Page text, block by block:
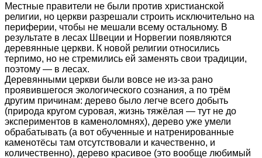
Местные правители не были против христианской
религии, но церкви разрешали строить исключительно на
периферии, чтобы не мешали всему остальному. В
результате в лесах Швеции и Норвегии появляются
деревянные церкви. К новой религии относились
терпимо, но не стремились ей заменять свои традиции,
поэтому — в лесах.
Деревянными церкви были вовсе не из-за рано
проявившегося экологического сознания, а по трём
другим причинам: дерево было легче всего добыть
(природа кругом суровая, жизнь тяжёлая — тут не до
экспериментов в каменоломнях), дерево уже умели
обрабатывать (а вот обученные и натренированные
каменотёсы там отсутствовали и качественно, и
количественно), дерево красивое (это вообще любимый